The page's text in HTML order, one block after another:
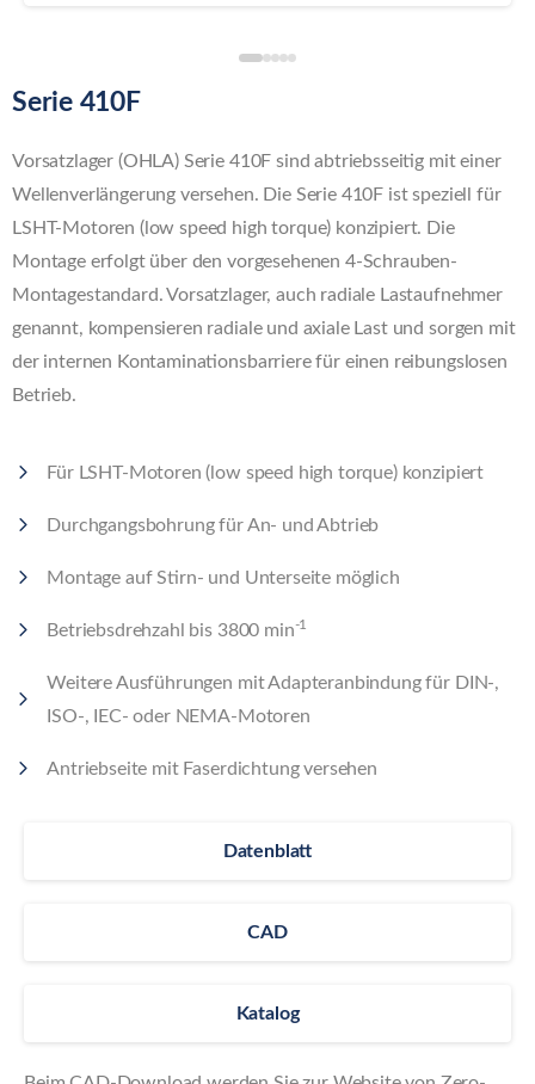
Serie 410F
Vorsatzlager (OHLA) Serie 410F sind abtriebsseitig mit einer
Wellenverlängerung versehen. Die Serie 410F ist speziell für
LSHT-Motoren (low speed high torque) konzipiert. Die
Montage erfolgt über den vorgesehenen 4-Schrauben-
Montagestandard. Vorsatzlager, auch radiale Lastaufnehmer
genannt, kompensieren radiale und axiale Last und sorgen mit
der internen Kontaminationsbarriere für einen reibungslosen
Betrieb.
Für LSHT-Motoren (low speed high torque) konzipiert
Durchgangsbohrung für An- und Abtrieb
Montage auf Stirn- und Unterseite möglich
Betriebsdrehzahl bis 3800 min-1
Weitere Ausführungen mit Adapteranbindung für DIN-,
ISO-, IEC- oder NEMA-Motoren
Antriebseite mit Faserdichtung versehen
Datenblatt
CAD
Katalog